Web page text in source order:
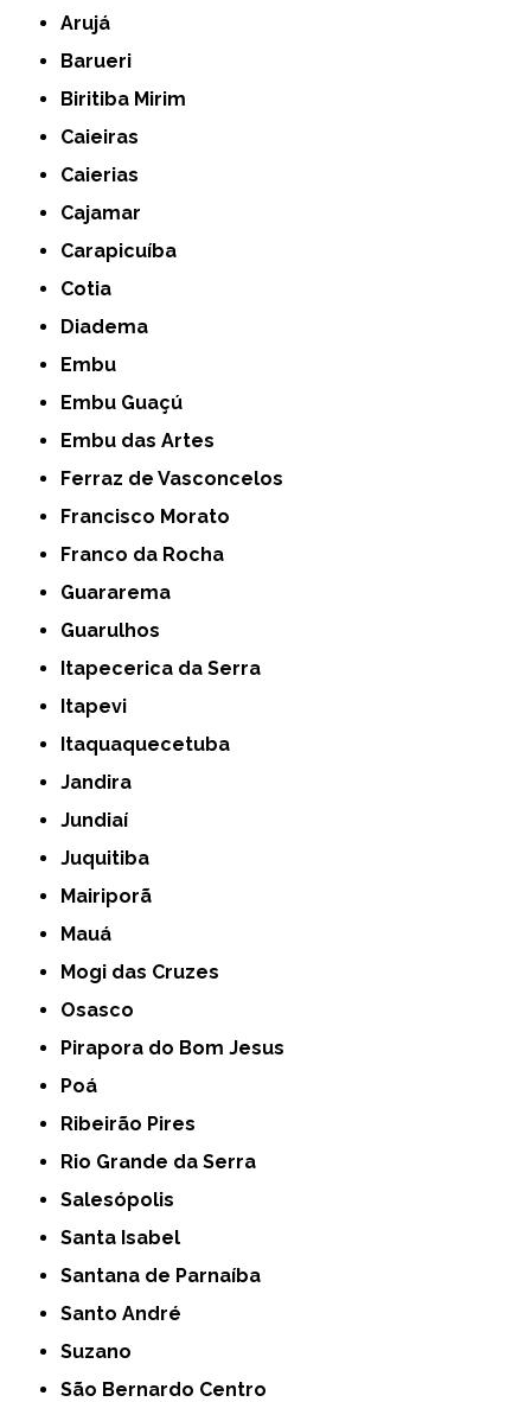
Arujá
Barueri
Biritiba Mirim
Caieiras
Caierias
Cajamar
Carapicuíba
Cotia
Diadema
Embu
Embu Guaçú
Embu das Artes
Ferraz de Vasconcelos
Francisco Morato
Franco da Rocha
Guararema
Guarulhos
Itapecerica da Serra
Itapevi
Itaquaquecetuba
Jandira
Jundiaí
Juquitiba
Mairiporã
Mauá
Mogi das Cruzes
Osasco
Pirapora do Bom Jesus
Poá
Ribeirão Pires
Rio Grande da Serra
Salesópolis
Santa Isabel
Santana de Parnaíba
Santo André
Suzano
São Bernardo Centro